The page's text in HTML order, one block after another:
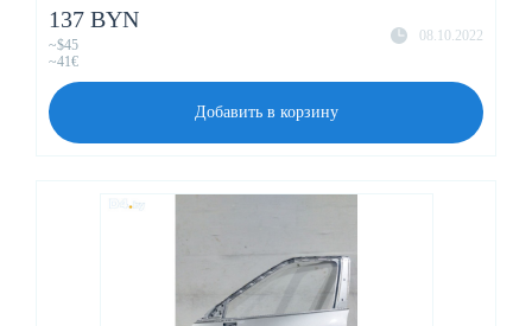
08.10.2022
137 BYN
~$45
~41€
Добавить в корзину